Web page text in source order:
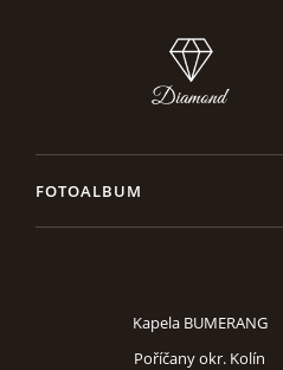
FOTOALBUM
Kapela BUMERANG
Poříčany okr. Kolín